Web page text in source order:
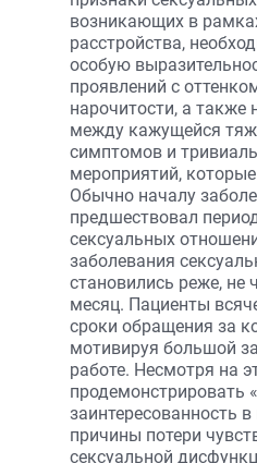
возникающих в
расстройства,
особую
проявлений с
нарочитости, а также
между кажущейся
симптомов и
мероприятий,
Обычно началу
предшествовал
сексуальных
заболевания
становились реже, не
месяц. Пациенты
сроки обращения за
мотивируя большой
работе. Несмотря на
продемонстрировать
заинтересованность
причины потери
сексуальной